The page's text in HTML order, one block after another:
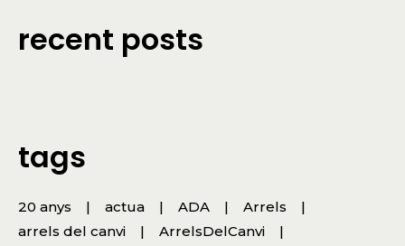
recent posts
tags
20 anys actua ADA
Arrels
arrels del canvi
ArrelsDelCanvi